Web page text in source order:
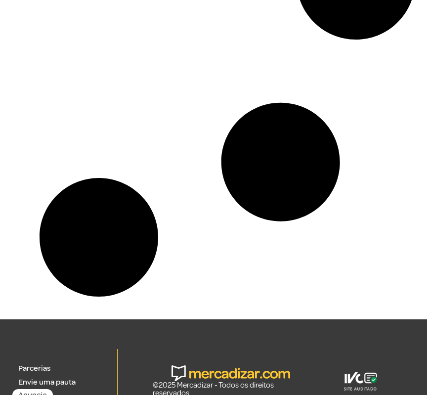
Parcerias
Envie uma pauta
©2025 Mercadizar - Todos os direitos